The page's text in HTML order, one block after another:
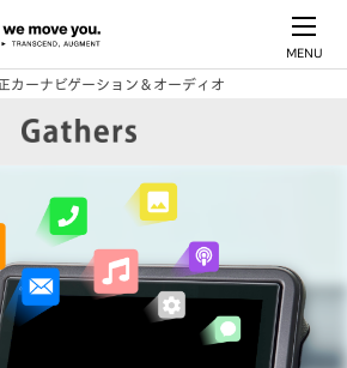
MENU
カーナビゲーション＆オーディオ